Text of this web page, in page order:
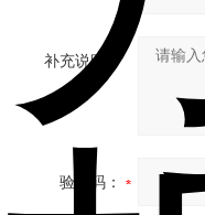
补充说明：
验证码：